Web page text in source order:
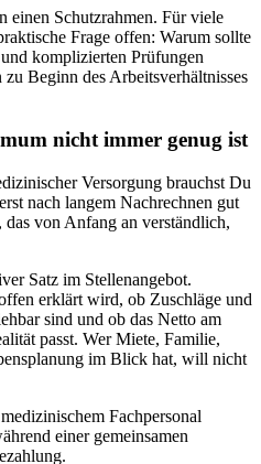
einen Schutzrahmen. Für viele
Frage offen: Warum sollte
komplizierten Prüfungen
Beginn des Arbeitsverhältnisses
nicht immer genug ist
Versorgung brauchst Du
nach langem Nachrechnen gut
von Anfang an verständlich,
Satz im Stellenangebot.
erklärt wird, ob Zuschläge und
sind und ob das Netto am
passt. Wer Miete, Familie,
im Blick hat, will nicht